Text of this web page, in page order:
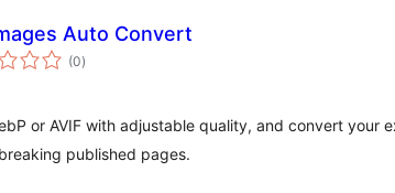
Auto Convert
(0total
de
)
or AVIF with adjustable quality, and convert your
published pages.